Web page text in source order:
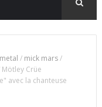
metal / mick mars/
Mötley Crüe
avec la chanteuse